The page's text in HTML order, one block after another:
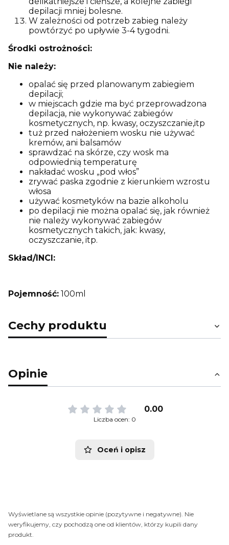
depilacji mniej bolesne.
W zależności od potrzeb zabieg należy
powtórzyć po upływie 3-4 tygodni.
Środki ostrożności:
Nie należy:
opalać się przed planowanym zabiegiem
depilacji;
w miejscach gdzie ma być przeprowadzona
depilacja, nie wykonywać zabiegów
kosmetycznych, np. kwasy, oczyszczanie,itp
tuż przed nałożeniem wosku nie używać
kremów, ani balsamów
sprawdzać na skórze, czy wosk ma
odpowiednią temperaturę
nakładać wosku „pod włos”
zrywać paska zgodnie z kierunkiem wzrostu
włosa
używać kosmetyków na bazie alkoholu
po depilacji nie można opalać się, jak również
nie należy wykonywać zabiegów
kosmetycznych takich, jak: kwasy,
oczyszczanie, itp.
Skład/INCI:
Pojemność: 100ml
Cechy produktu
Opinie
0.00
Liczba ocen: 0
Oceń i opisz
Wyświetlane są wszystkie opinie (pozytywne i negatywne). Nie
weryfikujemy, czy pochodzą one od klientów, którzy kupili dany
produkt.